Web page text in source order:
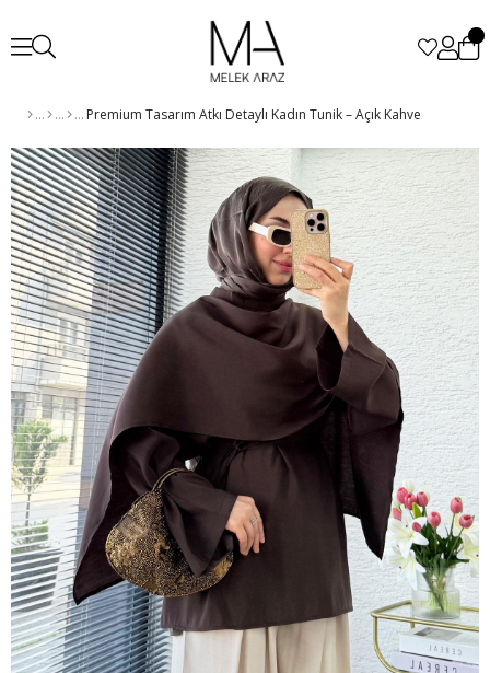
Premium Tasarım Atkı Detaylı Kadın Tunik – Açık Kahve